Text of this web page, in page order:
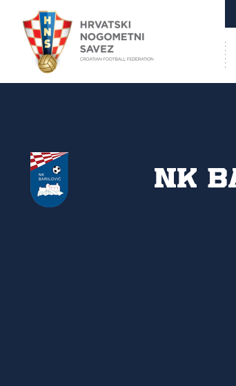
NK